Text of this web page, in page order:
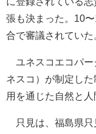
張も決まった。10
合で審議されていた
ユネスコエコパー
ネスコ）が制定し
用を通じた自然と人
只見は、福島県只